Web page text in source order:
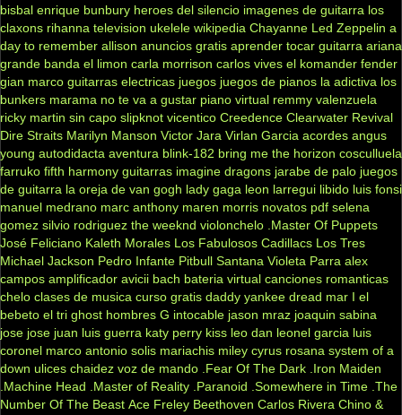
bisbal enrique bunbury heroes del silencio imagenes de guitarra los
claxons rihanna television ukelele wikipedia Chayanne Led Zeppelin a
day to remember allison anuncios gratis aprender tocar guitarra ariana
grande banda el limon carla morrison carlos vives el komander fender
gian marco guitarras electricas juegos juegos de pianos la adictiva los
bunkers marama no te va a gustar piano virtual remmy valenzuela
ricky martin sin capo slipknot vicentico Creedence Clearwater Revival
Dire Straits Marilyn Manson Victor Jara Virlan Garcia acordes angus
young autodidacta aventura blink-182 bring me the horizon cosculluela
farruko fifth harmony guitarras imagine dragons jarabe de palo juegos
de guitarra la oreja de van gogh lady gaga leon larregui libido luis fonsi
manuel medrano marc anthony maren morris novatos pdf selena
gomez silvio rodriguez the weeknd violonchelo .Master Of Puppets
José Feliciano Kaleth Morales Los Fabulosos Cadillacs Los Tres
Michael Jackson Pedro Infante Pitbull Santana Violeta Parra alex
campos amplificador avicii bach bateria virtual canciones romanticas
chelo clases de musica curso gratis daddy yankee dread mar I el
bebeto el tri ghost hombres G intocable jason mraz joaquin sabina
jose jose juan luis guerra katy perry kiss leo dan leonel garcia luis
coronel marco antonio solis mariachis miley cyrus rosana system of a
down ulices chaidez voz de mando .Fear Of The Dark .Iron Maiden
.Machine Head
.Master of Reality .Paranoid .Somewhere in Time .The
Number Of The Beast Ace Freley Beethoven Carlos Rivera Chino &